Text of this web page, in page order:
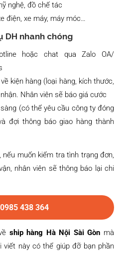
nghệ, đồ chế tác
điện, xe máy, máy móc…
DH nhanh chóng
hoặc chat qua Zalo OA/
kiện hàng (loại hàng, kích thước,
Nhân viên sẽ báo giá cước
(có thể yêu cầu công ty đóng
đợi thông báo giao hàng thành
nếu muốn kiểm tra tình trạng đơn,
nhân viên sẽ thông báo lại chi
438 364
ship hàng Hà Nội Sài Gòn mà
viết này có thể giúp đỡ bạn phần